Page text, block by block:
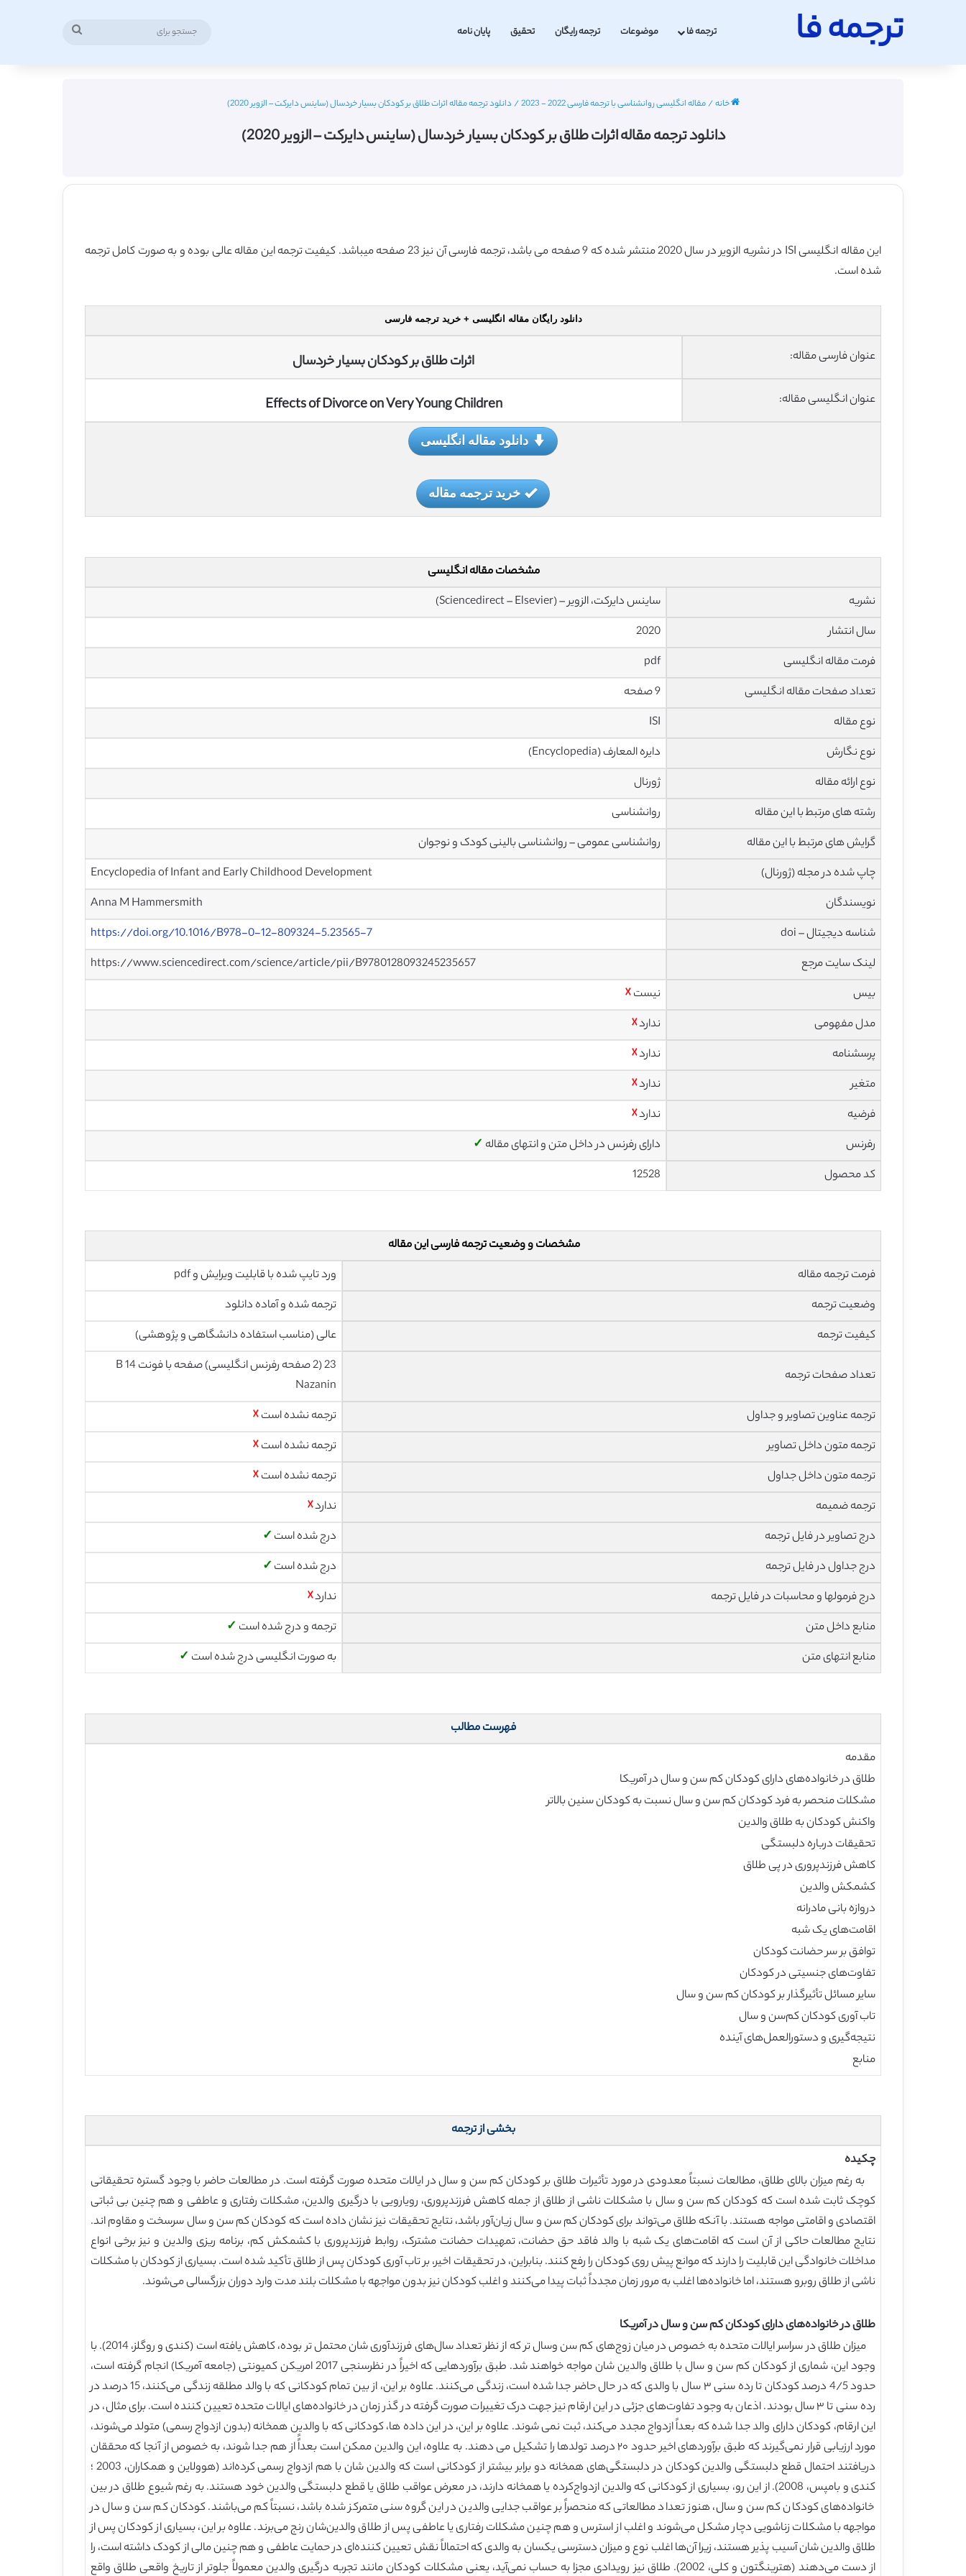
ترجمه فا ترجمه فا موضوعات ترجمه رایگان تحقیق پایان نامه
خانه/مقاله انگلیسی روانشناسی با ترجمه فارسی 2022 - 2023 / دانلود ترجمه مقاله اثرات طلاق بر کودکان بسیار خردسال (ساینس دایرکت – الزویر 2020)
دانلود ترجمه مقاله اثرات طلاق بر کودکان بسیار خردسال (ساینس دایرکت – الزویر 2020)
این مقاله انگلیسی ISI در نشریه الزویر در سال 2020 منتشر شده که 9 صفحه می باشد، ترجمه فارسی آن نیز 23 صفحه میباشد. کیفیت ترجمه این مقاله عالی بوده و به صورت کامل ترجمه
شده است.
دانلود رایگان مقاله انگلیسی + خرید ترجمه فارسی
عنوان فارسی مقاله: اثرات طلاق بر کودکان بسیار خردسال
عنوان انگلیسی مقاله: Effects of Divorce on Very Young Children
دانلود مقاله انگلیسی
خرید ترجمه مقاله
مشخصات مقاله انگلیسی
نشریه
ساینس دایرکت، الزویر – (Sciencedirect – Elsevier)
سال انتشار
2020
فرمت مقاله انگلیسی
pdf
تعداد صفحات مقاله انگلیسی
9 صفحه
نوع مقاله
ISI
نوع نگارش
دایره المعارف (Encyclopedia)
نوع ارائه مقاله
ژورنال
رشته های مرتبط با این مقاله
روانشناسی
گرایش های مرتبط با این مقاله
روانشناسی عمومی – روانشناسی بالینی کودک و نوجوان
چاپ شده در مجله (ژورنال)
Encyclopedia of Infant and Early Childhood Development
نویسندگان
Anna M Hammersmith
شناسه دیجیتال – doi
https://doi.org/10.1016/B978-0-12-809324-5.23565-7
لینک سایت مرجع
https://www.sciencedirect.com/science/article/pii/B9780128093245235657
بیس
نیست☓
مدل مفهومی
ندارد☓
پرسشنامه
ندارد☓
متغیر
ندارد☓
فرضیه
ندارد☓
رفرنس
دارای رفرنس در داخل متن و انتهای مقاله ✓
کد محصول
12528
مشخصات و وضعیت ترجمه فارسی این مقاله
فرمت ترجمه مقاله
ورد تایپ شده با قابلیت ویرایش و pdf
وضعیت ترجمه
ترجمه شده و آماده دانلود
کیفیت ترجمه
عالی (مناسب استفاده دانشگاهی و پژوهشی)
تعداد صفحات ترجمه
23 (2 صفحه رفرنس انگلیسی) صفحه با فونت 14 B
Nazanin
ترجمه عناوین تصاویر و جداول
ترجمه نشده است☓
ترجمه متون داخل تصاویر
ترجمه نشده است☓
ترجمه متون داخل جداول
ترجمه نشده است☓
ترجمه ضمیمه
ندارد☓
درج تصاویر در فایل ترجمه
درج شده است ✓
درج جداول در فایل ترجمه
درج شده است ✓
درج فرمولها و محاسبات در فایل ترجمه
ندارد☓
منابع داخل متن
ترجمه و درج شده است ✓
منابع انتهای متن
به صورت انگلیسی درج شده است ✓
فهرست مطالب
مقدمه
طلاق در خانواده‌های دارای کودکان کم سن و سال در آمریکا
مشکلات منحصر به فرد کودکان کم سن و سال نسبت به کودکان سنین بالاتر
واکنش کودکان به طلاق والدین
تحقیقات درباره دلبستگی
کاهش فرزندپروری در پی طلاق
کشمکش والدین
دروازه بانی مادرانه
اقامت‌های یک شبه
توافق بر سر حضانت کودکان
تفاوت‌های جنسیتی در کودکان
سایر مسائل تأثیرگذار بر کودکان کم سن و سال
تاب آوری کودکان کم‌سن و سال
نتیجه‌گیری و دستورالعمل‌های آینده
منابع
بخشی از ترجمه
چکیده
به رغم میزان بالای طلاق، مطالعات نسبتاً معدودی در مورد تأثیرات طلاق بر کودکان کم سن و سال در ایالات ‌متحده صورت گرفته است. در مطالعات حاضر با وجود گستره تحقیقاتی
کوچک ثابت شده است که کودکان کم ‌سن و سال با مشکلات ناشی از طلاق از جمله کاهش فرزندپروری، رویارویی با درگیری والدین، مشکلات رفتاری و عاطفی و هم چنین بی ثباتی
اقتصادی و اقامتی مواجه هستند. با آنکه طلاق می‌تواند برای کودکان کم سن و سال زیان‌آور باشد، نتایج تحقیقات نیز نشان داده ‌است که کودکان کم سن و سال سرسخت و مقاوم‌ اند.
نتایج مطالعات حاکی از آن است که اقامت‌های یک شبه با والد فاقد حق حضانت، تمهیدات حضانت مشترک، روابط فرزندپروری با کشمکش کم، برنامه ‌ریزی والدین و نیز برخی انواع
مداخلات خانوادگی این قابلیت را دارند که موانع پیش روی کودکان را رفع کنند. بنابراین، در تحقیقات اخیر، بر تاب آوری کودکان پس از طلاق تأکید شده است. بسیاری از کودکان با مشکلات
ناشی از طلاق روبرو هستند، اما خانواده‌ها اغلب به مرور زمان مجدداً ثبات پیدا می‌کنند و اغلب کودکان نیز بدون مواجهه با مشکلات بلند مدت وارد دوران بزرگسالی می‌شوند.
طلاق در خانواده‌های دارای کودکان کم سن و سال در آمریکا
میزان طلاق در سراسر ایالات ‌متحده به خصوص در میان زوج‌های کم سن وسال تر که از نظر تعداد سال‌های فرزندآوری شان محتمل تر بوده، کاهش ‌یافته است (کندی و روگلز، 2014). با
وجود این، شماری از کودکان کم سن و سال با طلاق والدین شان مواجه خواهند شد. طبق برآوردهایی که اخیراً در نظرسنجی 2017 امریکن کمیونتی (جامعه آمریکا) انجام گرفته است،
حدود 4/5 درصد کودکان تا رده سنی ۳ سال با والدی که در حال حاضر جدا شده‌ است، زندگی می‌کنند. علاوه بر این، از بین تمام کودکانی که با والد مطلقه زندگی می‌کنند، 15 درصد در
رده سنی تا ۳ سال بودند. اذعان به وجود تفاوت‌های جزئی در این ارقام نیز جهت درک تغییرات صورت گرفته در گذر زمان در خانواده‌های ایالات متحده تعیین کننده است. برای مثال، در
این ارقام، کودکان دارای والد جدا شده که بعداً ازدواج مجدد می‌کند، ثبت نمی شوند. علاوه بر این، در این داده ها، کودکانی که با والدین همخانه (بدون ازدواج رسمی) متولد می‌شوند،
مورد ارزیابی قرار نمی‌گیرند که طبق برآوردهای اخیر حدود ۲۰ درصد تولدها را تشکیل می دهند. به علاوه، این والدین ممکن است بعداًً از هم جدا شوند، به خصوص از آنجا که محققان
دریافتند احتمال قطع دلبستگی والدین کودکان در دلبستگی‌های همخانه دو برابر بیشتر از کودکانی است که والدین شان با هم ازدواج رسمی کرده‌اند (هوولاین و همکاران، 2003 ؛
کندی و بامپس، 2008). از این رو، بسیاری از کودکانی که والدین ازدواج‌کرده یا همخانه دارند، در معرض عواقب طلاق یا قطع دلبستگی والدین خود هستند. به ‌رغم شیوع طلاق در بین
خانواده‌های کودکان کم سن و سال، هنوز تعداد مطالعاتی که منحصراً بر عواقب جدایی والدین در این گروه سنی متمرکز شده‌ باشد، نسبتاً کم می‌باشند. کودکان کم سن و سال در
مواجهه با مشکلات زناشویی دچار مشکل می‌شوند و اغلب از استرس و هم چنین مشکلات رفتاری یا عاطفی پس از طلاق والدین‌شان رنج می‌برند. علاوه بر این، بسیاری از کودکان پس از
طلاق والدین شان آسیب پذیر هستند، زیرا آن‌ها اغلب نوع و میزان دسترسی یکسان به والدی که احتمالاً نقش تعیین کننده‌ای در حمایت عاطفی و هم چنین مالی از کودک داشته است، را
از دست می‌دهند (هترینگتون و کلی، 2002). طلاق نیز رویدادی مجزا به حساب نمی‌آید، یعنی مشکلات کودکان مانند تجربه درگیری والدین معمولاً جلوتر از تاریخ واقعی طلاق واقع